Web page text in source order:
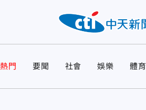
熱門 要聞 社會 娛樂 體育